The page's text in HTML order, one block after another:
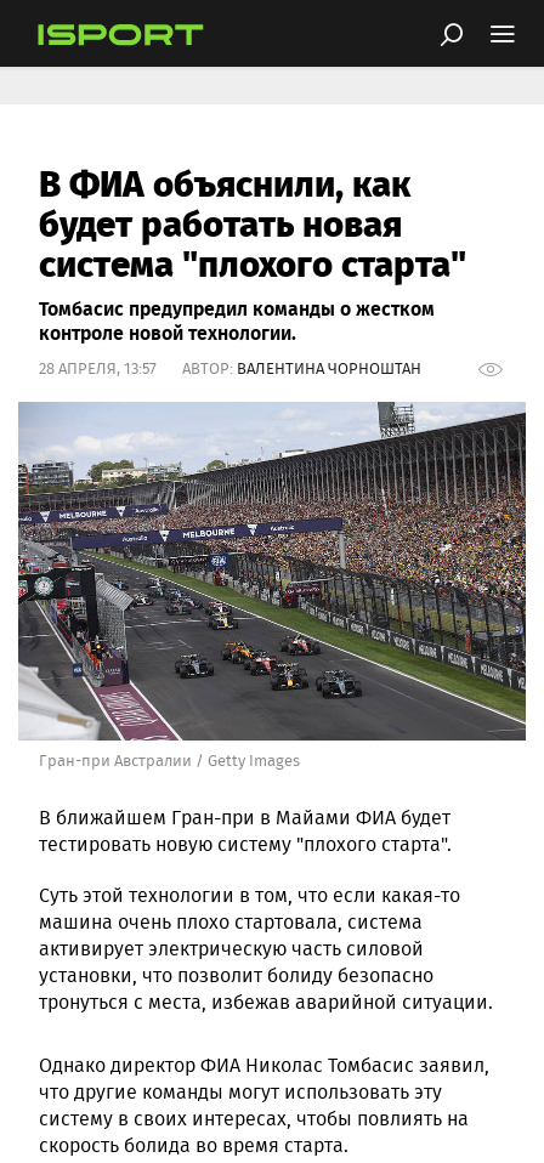
В ФИА объяснили, как
будет работать новая
система "плохого старта"
Томбасис предупредил команды о жестком
контроле новой технологии.
28 АПРЕЛЯ, 13:57 АВТОР: ВАЛЕНТИНА ЧОРНОШТАН
Гран-при Австралии / Getty Images
В ближайшем Гран-при в Майами ФИА будет
тестировать новую систему "плохого старта".
Суть этой технологии в том, что если какая-то
машина очень плохо стартовала, система
активирует электрическую часть силовой
установки, что позволит болиду безопасно
тронуться с места, избежав аварийной ситуации.
Однако директор ФИА Николас Томбасис заявил,
что другие команды могут использовать эту
систему в своих интересах, чтобы повлиять на
скорость болида во время старта.